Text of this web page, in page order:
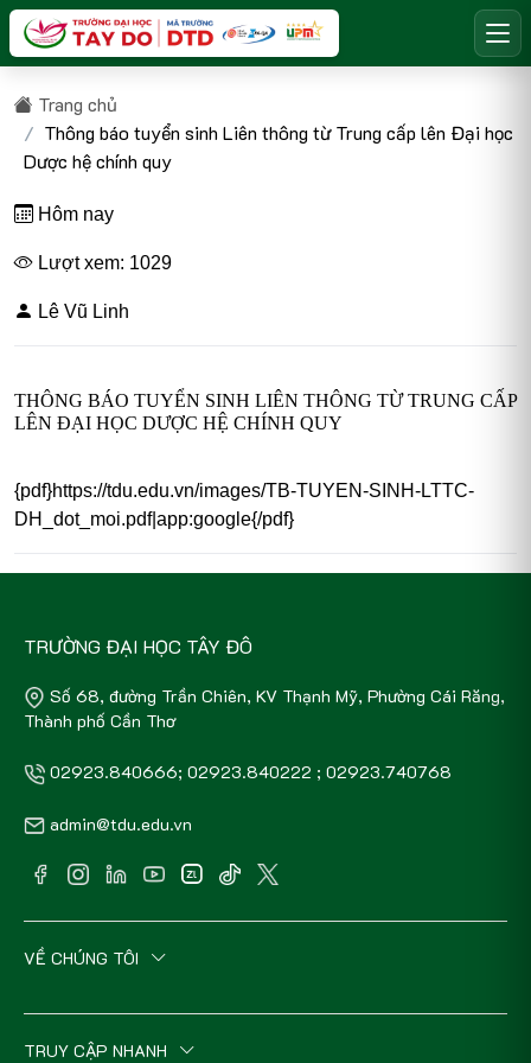
Trang chủ
Thông báo tuyển sinh Liên thông từ Trung cấp lên Đại học
Dược hệ chính quy
Hôm nay
Lượt xem: 1029
Lê Vũ Linh
THÔNG BÁO TUYỂN SINH LIÊN THÔNG TỪ TRUNG CẤP
LÊN ĐẠI HỌC DƯỢC HỆ CHÍNH QUY
{pdf}https://tdu.edu.vn/images/TB-TUYEN-SINH-LTTC-
DH_dot_moi.pdf|app:google{/pdf}
TRƯỜNG ĐẠI HỌC TÂY ĐÔ
Số 68, đường Trần Chiên, KV Thạnh Mỹ, Phường Cái Răng,
Thành phố Cần Thơ
02923.840666; 02923.840222 ; 02923.740768
admin@tdu.edu.vn
VỀ CHÚNG TÔI
TRUY CẬP NHANH